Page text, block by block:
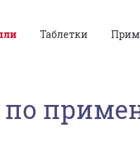
Таблетки
по